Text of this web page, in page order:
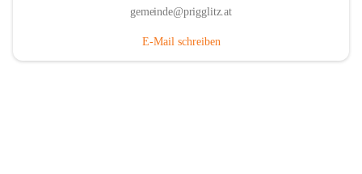
gemeinde@prigglitz.at
E-Mail schreiben